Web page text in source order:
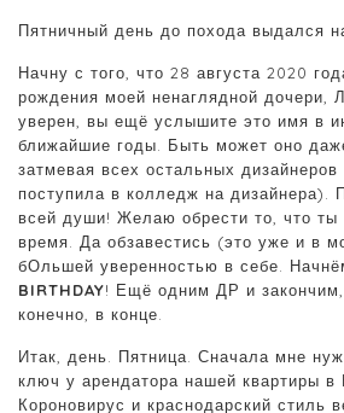
Пятничный день до похода выдался
Начну с того, что 28 августа 2020
рождения моей ненаглядной дочери,
уверен, вы ещё услышите это имя в
ближайшие годы. Быть может оно
затмевая всех остальных дизайнеров
поступила в колледж на дизайнера).
всей души! Желаю обрести то, что
время. Да обзавестись (это уже и в
бОльшей уверенностью в себе.
BIRTHDAY! Ещё одним ДР и закончим,
конечно, в конце.
Итак, день. Пятница. Сначала мне
ключ у арендатора нашей квартиры в
Короновирус и краснодарский стиль